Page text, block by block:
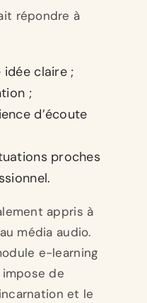
répondre à
claire ;
;
d’écoute
proches
appris à
média audio.
e-learning
de
et le